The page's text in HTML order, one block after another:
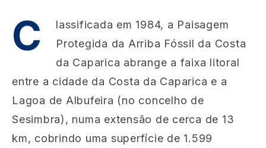
C
lassificada em 1984, a Paisagem
Protegida da Arriba Fóssil da Costa
da Caparica abrange a faixa litoral
entre a cidade da Costa da Caparica e a
Lagoa de Albufeira (no concelho de
Sesimbra), numa extensão de cerca de 13
km, cobrindo uma superfície de 1.599